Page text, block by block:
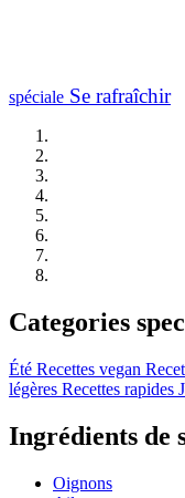
spéciale Se rafraîchir
Categories
Été Recettes vegan
légères Recettes rapides
Ingrédients de
Oignons